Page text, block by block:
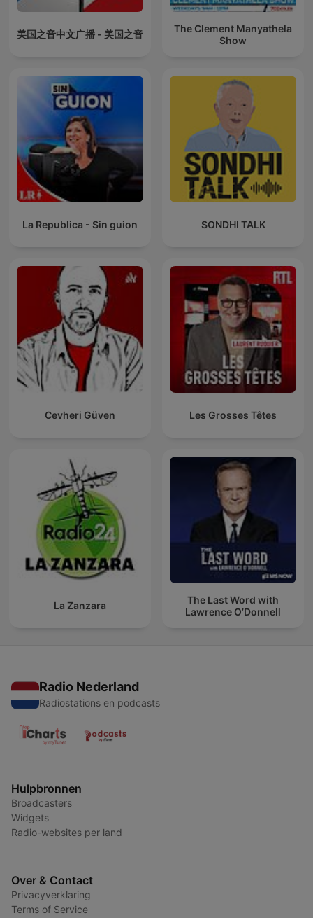
美国之音中文广播 - 美国之音
The Clement Manyathela
Show
La Republica - Sin guion SONDHI TALK
Cevheri Güven Les Grosses Têtes
La Zanzara
The Last Word with
Lawrence O’Donnell
Radio Nederland
Radiostations en podcasts
Hulpbronnen
Broadcasters
Widgets
Radio-websites per land
Over & Contact
Privacyverklaring
Terms of Service